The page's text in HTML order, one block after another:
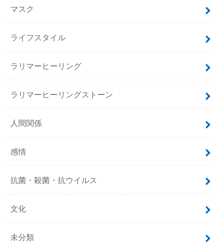
マスク
ライフスタイル
ラリマーヒーリング
ラリマーヒーリングストーン
人間関係
感情
抗菌・殺菌・抗ウイルス
文化
未分類